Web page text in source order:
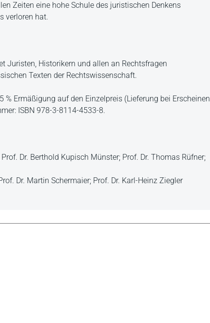
Zeiten eine hohe Schule des juristischen Denkens
verloren hat.
Juristen, Historikern und allen an Rechtsfragen
Texten der Rechtswissenschaft.
% Ermäßigung auf den Einzelpreis (Lieferung bei Erscheinen
ISBN 978-3-8114-4533-8.
Dr. Berthold Kupisch Münster; Prof. Dr. Thomas Rüfner;
Dr. Martin Schermaier; Prof. Dr. Karl-Heinz Ziegler
Rechtskultur am Herzen liegen, ist die Anschaffung der
in: JZ 23/2013
einzelnen Fall bewähren. Der vorliegende Band bietet eine